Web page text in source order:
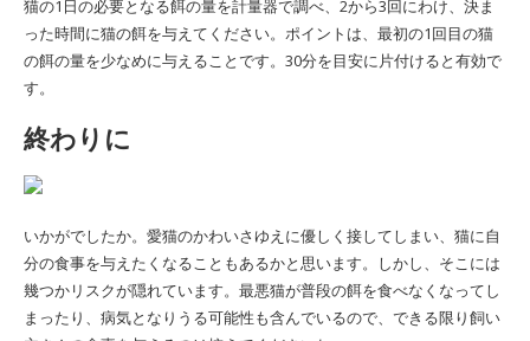
猫の1日の必要となる餌の量を計量器で調べ、2から3回にわけ、決ま
った時間に猫の餌を与えてください。ポイントは、最初の1回目の猫
の餌の量を少なめに与えることです。30分を目安に片付けると有効で
す。
終わりに
いかがでしたか。愛猫のかわいさゆえに優しく接してしまい、猫に自
分の食事を与えたくなることもあるかと思います。しかし、そこには
幾つかリスクが隠れています。最悪猫が普段の餌を食べなくなってし
まったり、病気となりうる可能性も含んでいるので、できる限り飼い